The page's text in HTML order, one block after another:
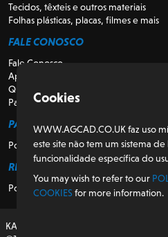
Tecidos, têxteis e outros materiais
Folhas plásticas, placas, filmes e mais
FALE CONOSCO
Fale Conosco
Apoio
Quem somos
Para Revendedores
PARA CLIENTES
Portal do Cliente
REGULATÓRIO
Política de Privacidade e Cookies
KASEMAKE, projetado e desenvolvido
Cookies
WWW.AGCAD.CO.UK faz uso
este site não tem um sistema
funcionalidade específica do
You may wish to refer to our
COOKIES for more information.